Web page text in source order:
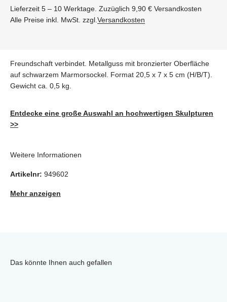
Lieferzeit 5 – 10 Werktage. Zuzüglich 9,90 € Versandkosten
Alle Preise inkl. MwSt. zzgl.Versandkosten
Freundschaft verbindet. Metallguss mit bronzierter Oberfläche
auf schwarzem Marmorsockel. Format 20,5 x 7 x 5 cm (H/B/T).
Gewicht ca. 0,5 kg.
Entdecke eine große Auswahl an hochwertigen Skulpturen
>>
Weitere Informationen
Artikelnr: 949602
Mehr anzeigen
Das könnte Ihnen auch gefallen